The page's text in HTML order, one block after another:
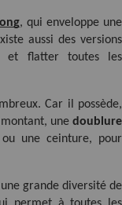
, qui enveloppe une
aussi des versions
et flatter toutes les
Car il possède,
montant, une doublure
une ceinture, pour